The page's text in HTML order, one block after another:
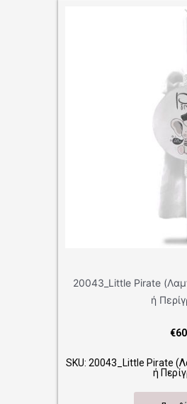
Pirate (Λαμπάδα Βάπτισης Κορνίζα
Pirate (Λαμπάδα Βάπτισης Κορνίζα